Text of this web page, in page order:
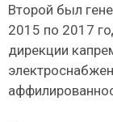
Второй был
2015 по 2017
дирекции